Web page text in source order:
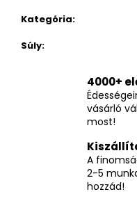
Kategória:
Súly:
4000+
vásárló
most!
A
2-5
hozzád!